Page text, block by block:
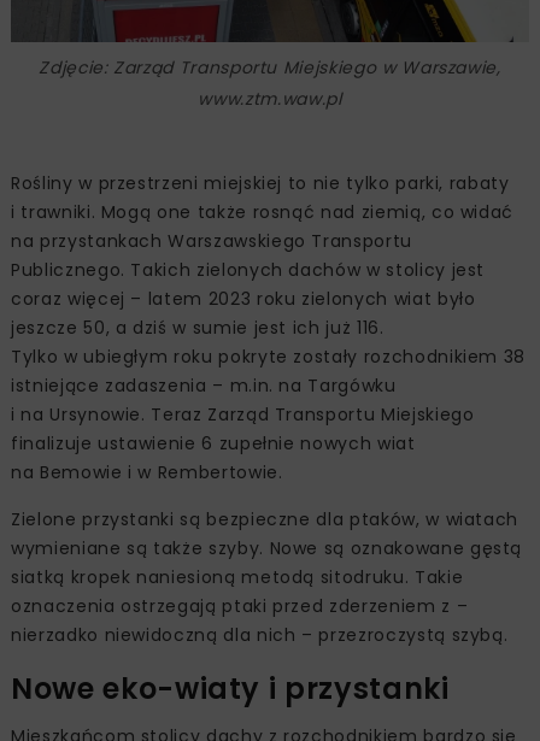
Zdjęcie: Zarząd Transportu Miejskiego w Warszawie,
www.ztm.waw.pl
Rośliny w przestrzeni miejskiej to nie tylko parki, rabaty
i trawniki. Mogą one także rosnąć nad ziemią, co widać
na przystankach Warszawskiego Transportu
Publicznego. Takich zielonych dachów w stolicy jest
coraz więcej – latem 2023 roku zielonych wiat było
jeszcze 50, a dziś w sumie jest ich już 116.
Tylko w ubiegłym roku pokryte zostały rozchodnikiem 38
istniejące zadaszenia – m.in. na Targówku
i na Ursynowie. Teraz Zarząd Transportu Miejskiego
finalizuje ustawienie 6 zupełnie nowych wiat
na Bemowie i w Rembertowie.
Zielone przystanki są bezpieczne dla ptaków, w wiatach
wymieniane są także szyby. Nowe są oznakowane gęstą
siatką kropek naniesioną metodą sitodruku. Takie
oznaczenia ostrzegają ptaki przed zderzeniem z –
nierzadko niewidoczną dla nich – przezroczystą szybą.
Nowe eko-wiaty i przystanki